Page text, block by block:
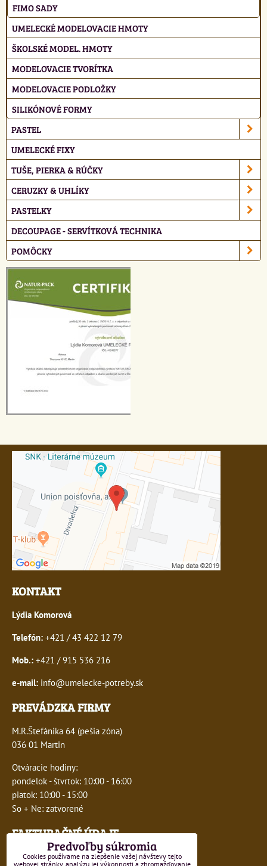
FIMO SADY
UMELECKÉ MODELOVACIE HMOTY
ŠKOLSKÉ MODEL. HMOTY
MODELOVACIE TVORÍTKA
MODELOVACIE PODLOŽKY
SILIKÓNOVÉ FORMY
PASTEL
UMELECKÉ FIXY
TUŠE, PIERKA & RÚČKY
CERUZKY & UHLÍKY
PASTELKY
DECOUPAGE - SERVÍTKOVÁ TECHNIKA
POMÔCKY
KONTAKT
Lýdia Komorová
Telefón: +421 / 43 422 12 79
Mob.: +421 / 915 536 216
e-mail: info@umelecke-potreby.sk
PREVÁDZKA FIRMY
M.R.Štefánika 64 (pešia zóna)
036 01 Martin
Otváracie hodiny:
pondelok - štvrtok: 10:00 - 16:00
piatok: 10:00 - 15:00
So + Ne: zatvorené
FAKTURAČNÉ ÚDAJE
IČO:41243277
Predvoľby súkromia
Cookies používame na zlepšenie vašej návštevy tejto
webovej stránky, analýzu jej výkonnosti a zhromažďovanie